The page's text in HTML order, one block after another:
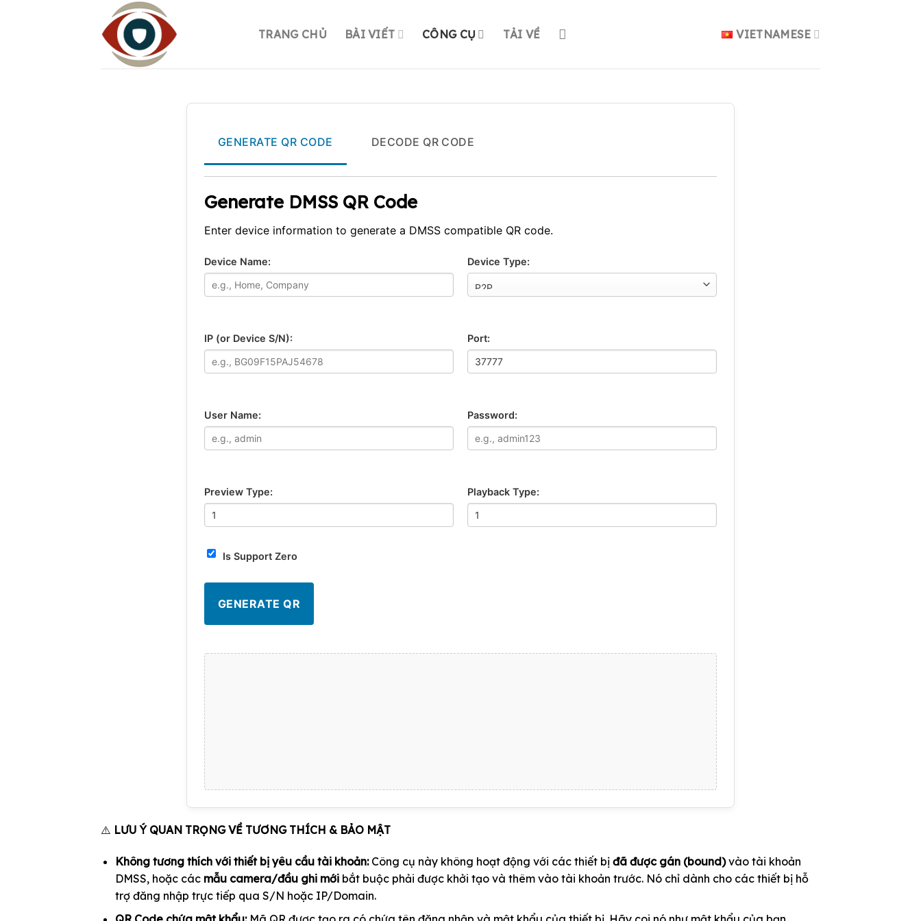
TRANG CHỦ BÀI VIẾT CÔNG CỤ TẢI VỀ VIETNAMESE
GENERATE QR CODE DECODE QR CODE
Generate DMSS QR Code
Enter device information to generate a DMSS compatible QR code.
Device Name: Device Type:
IP (or Device S/N): Port:
User Name: Password:
Preview Type: Playback Type:
Is Support Zero
GENERATE QR
⚠️ LƯU Ý QUAN TRỌNG VỀ TƯƠNG THÍCH & BẢO MẬT
Không tương thích với thiết bị yêu cầu tài khoản:Công cụ này không hoạt động với các thiết bị đã được gán (bound)vào tài khoản
DMSS, hoặc các mẫu camera/đầu ghi mớibắt buộc phải được khởi tạo và thêm vào tài khoản trước. Nó chỉ dành cho các thiết bị hỗ
trợ đăng nhập trực tiếp qua S/N hoặc IP/Domain.